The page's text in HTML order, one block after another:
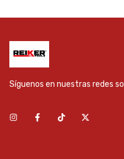
Síguenos en nuestras redes